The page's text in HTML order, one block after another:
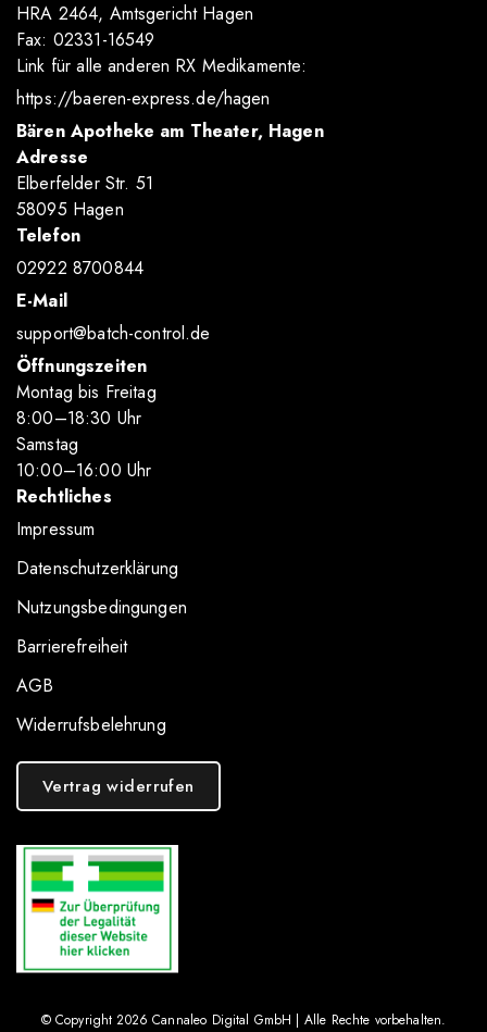
HRA 2464, Amtsgericht Hagen
Fax: 02331-16549
Link für alle anderen RX Medikamente:
https://baeren-express.de/hagen
Bären Apotheke am Theater, Hagen
Adresse
Elberfelder Str. 51
58095 Hagen
Telefon
02922 8700844
E-Mail
support@batch-control.de
Öffnungszeiten
Montag bis Freitag
8:00–18:30 Uhr
Samstag
10:00–16:00 Uhr
Rechtliches
Impressum
Datenschutzerklärung
Nutzungsbedingungen
Barrierefreiheit
AGB
Widerrufsbelehrung
Vertrag widerrufen
© Copyright 2026Cannaleo Digital GmbH | Alle Rechte vorbehalten.